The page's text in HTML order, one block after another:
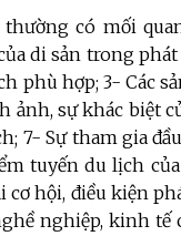
có mối
di sản trong
phù hợp; 3- Các
sự khác biệt
7- Sự tham gia
tuyến du lịch
hội, điều kiện
nghiệp, kinh